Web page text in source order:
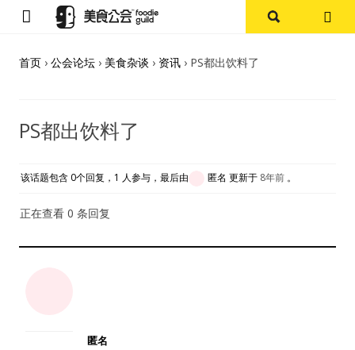
首页
杭州
其他
首页 › 公会论坛 › 美食杂谈 › 资讯 › PS都出饮料了
PS都出饮料了
该话题包含 0个回复，1 人参与，最后由 匿名 更新于 8年前 。
正在查看 0 条回复
匿名